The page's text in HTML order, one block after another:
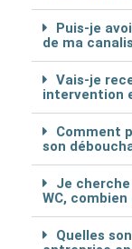
Puis-je
de ma
Vais-je
intervention
Comment
son
Je
WC,
Quelles